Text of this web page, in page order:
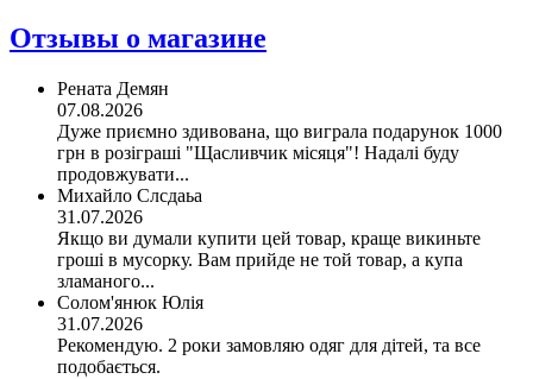
Отзывы о магазине
Рената Демян
07.08.2026
Дуже приємно здивована, що виграла подарунок 1000
грн в розіграші "Щасливчик місяця"! Надалі буду
продовжувати...
Михайло Слсдаьа
31.07.2026
Якщо ви думали купити цей товар, краще викиньте
гроші в мусорку. Вам прийде не той товар, а купа
зламаного...
Солом'янюк Юлія
31.07.2026
Рекомендую. 2 роки замовляю одяг для дітей, та все
подобається.